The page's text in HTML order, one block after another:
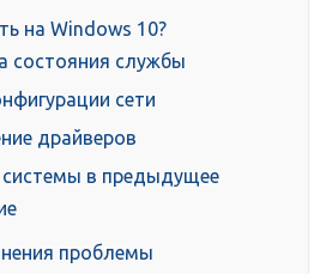
на Windows 10?
состояния службы
сети
драйверов
системы в предыдущее
проблемы